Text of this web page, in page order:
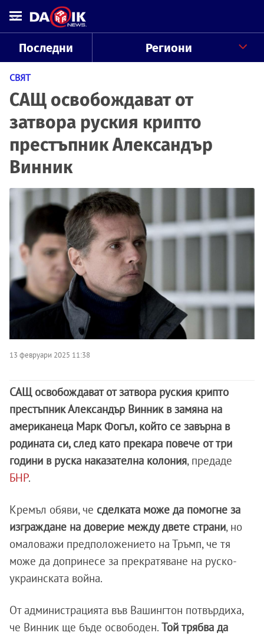
Последни Региони
СВЯТ
САЩ освобождават от
затвора руския крипто
престъпник Александър
Винник
13 февруари 2025 11:38
САЩ освобождават от затвора руския крипто
престъпник Александър Винник в замяна на
американеца Марк Фогъл, който се завърна в
родината си, след като прекара повече от три
години в руска наказателна колония, предаде
БНР.
Кремъл обяви, че сделката може да помогне за
изграждане на доверие между двете страни, но
омаловажи предположението на Тръмп, че тя
може да допринесе за прекратяване на руско-
украинската война.
От администрацията във Вашингтон потвърдиха,
че Винник ще бъде освободен. Той трябва да